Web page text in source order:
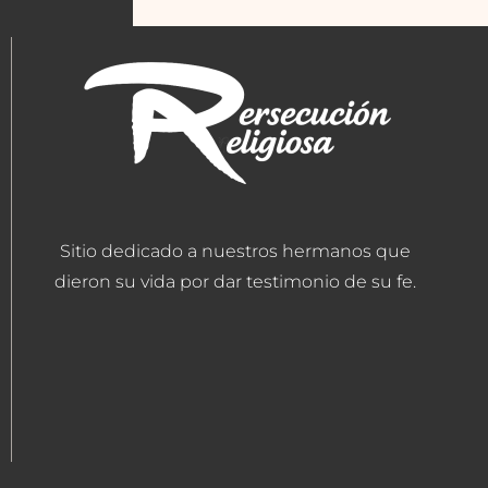
Sitio dedicado a nuestros hermanos que
dieron su vida por dar testimonio de su fe.